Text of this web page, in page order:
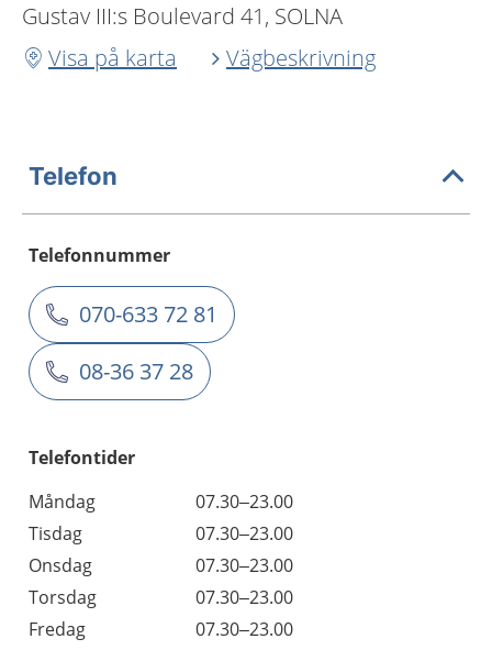
Gustav III:s Boulevard 41, SOLNA
Visa på karta
Vägbeskrivning
Telefon
Telefonnummer
070-633 72 81
08-36 37 28
Telefontider
Måndag
07.30–23.00
Tisdag
07.30–23.00
Onsdag
07.30–23.00
Torsdag
07.30–23.00
Fredag
07.30–23.00